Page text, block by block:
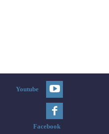
Youtube
Facebook